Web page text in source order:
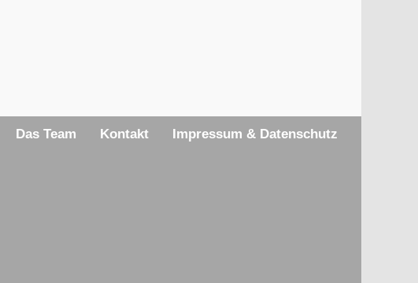
Das Team Kontakt Impressum & Datenschutz